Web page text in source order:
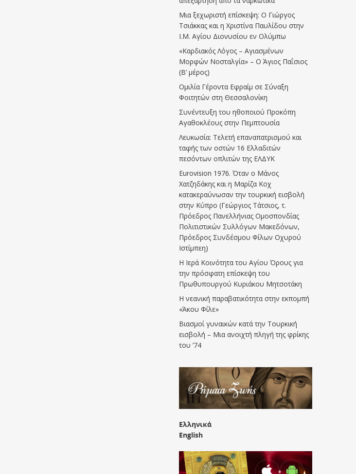
Μια ξεχωριστή επίσκεψη: Ο Γιώργος
Τσιάκκας και η Χριστίνα Παυλίδου στην
Ι.Μ. Αγίου Διονυσίου εν Ολύμπω
«Καρδιακός Λόγος – Αγιασμένων
Μορφών Νοσταλγία» – Ο Άγιος Παΐσιος
(Β’ μέρος)
Ομιλία Γέροντα Εφραίμ σε Σύναξη
Φοιτητών στη Θεσσαλονίκη
Συνέντευξη του ηθοποιού Προκόπη
Αγαθοκλέους στην Πεμπτουσία
Λευκωσία: Τελετή επαναπατρισμού και
ταφής των οστών 16 Ελλαδιτών
πεσόντων οπλιτών της ΕΛΔΥΚ
Eurovision 1976. Όταν ο Μάνος
Χατζηδάκης και η Μαρίζα Κοχ
κατακεραύνωσαν την τουρκική εισβολή
στην Κύπρο (Γεώργιος Τάτσιος, τ.
Πρόεδρος Πανελλήνιας Ομοσπονδίας
Πολιτιστικών Συλλόγων Μακεδόνων,
Πρόεδρος Συνδέσμου Φίλων Οχυρού
Ιστίμπεη)
Η Ιερά Κοινότητα του Αγίου Όρους για
την πρόσφατη επίσκεψη του
Πρωθυπουργού Κυριάκου Μητσοτάκη
Η νεανική παραβατικότητα στην εκπομπή
«Άκου Φίλε»
Βιασμοί γυναικών κατά την Τουρκική
εισβολή – Μια ανοιχτή πληγή της φρίκης
του ’74
Ελληνικά
English